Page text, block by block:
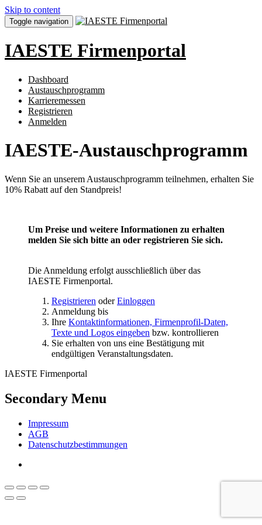
Skip to content
Toggle navigation
IAESTE Firmenportal
Dashboard
Austauschprogramm
Karrieremessen
Registrieren
Anmelden
IAESTE-Austauschprogramm
Wenn Sie an unserem Austauschprogramm teilnehmen, erhalten Sie
10% Rabatt auf den Standpreis!
Um Preise und weitere Informationen zu erhalten
melden Sie sich bitte an oder registrieren Sie sich.
Die Anmeldung erfolgt ausschließlich über das
IAESTE Firmenportal.
Registrieren oderEinloggen
Anmeldung bis
Ihre Kontaktinformationen, Firmenprofil-Daten,
Texte und Logos eingeben bzw. kontrollieren
Sie erhalten von uns eine Bestätigung mit
endgültigen Veranstaltungsdaten.
IAESTE Firmenportal
Secondary Menu
Impressum
AGB
Datenschutzbestimmungen